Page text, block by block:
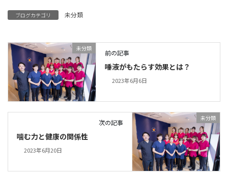
ブログカテゴリ 未分類
未分類
前の記事
唾液がもたらす効果とは？
2023年6月6日
未分類
次の記事
噛む力と健康の関係性
2023年6月20日